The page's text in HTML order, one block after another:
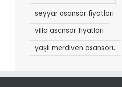
seyyar asansör fiyatları
villa asansör fiyatları
yaşlı merdiven asansörü